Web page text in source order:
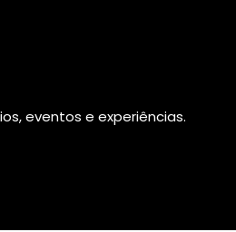
eventos e experiências.